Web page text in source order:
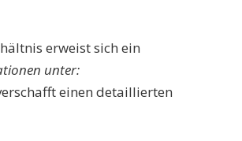
erweist sich ein
unter:
einen detaillierten